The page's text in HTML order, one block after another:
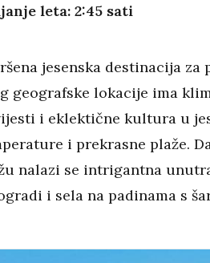
leta: 2:45 sati
jesenska destinacija
geografske lokacije ima
i eklektične kultura u
i prekrasne plaže.
nalazi se intrigantna
i sela na padinama s